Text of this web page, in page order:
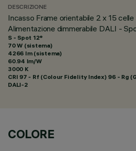
DESCRIZIONE
Incasso Frame orientabile 2 x 15
Alimentazione dimmerabile DALI -
S - Spot 12°
70 W (sistema)
4266 lm (sistema)
60.94 lm/W
3000 K
CRI 97 - Rf (Colour Fidelity Index) 96 - Rg
DALI-2
COLORE